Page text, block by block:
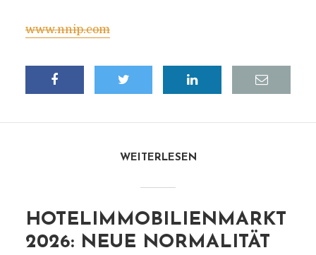
www.nnip.com
WEITERLESEN
HOTELIMMOBILIENMARKT
2026: NEUE NORMALITÄT